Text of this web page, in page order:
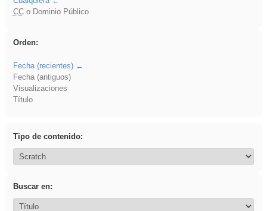
CCo Dominio Público
Orden:
Fecha (recientes)
Fecha (antiguos)
Visualizaciones
Título
Tipo de contenido:
Buscar en: